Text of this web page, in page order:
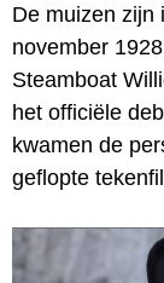
De muizen zijn
november
Steamboat
het officiële
kwamen de
geflopte